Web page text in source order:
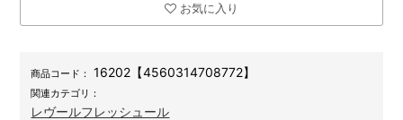
お気に入り
商品コード： 16202【4560314708772】
関連カテゴリ：
レヴールフレッシュール